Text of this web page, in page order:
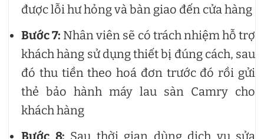
được lỗi hư hỏng và bàn giao đến cửa hàng
Bước 7: Nhân viên sẽ có trách nhiệm hỗ trợ
khách hàng sử dụng thiết bị đúng cách, sau
đó thu tiền theo hoá đơn trước đó rồi gửi
thẻ bảo hành máy lau sàn Camry cho
khách hàng